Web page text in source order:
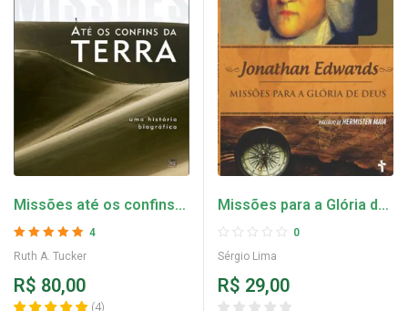
Missões até os confins
da terra – Ruth A. Tucker
4
Ruth A. Tucker
R$ 80,00
(4)
Missões para a Glória de
Deus – Sérgio Lima
0
Sérgio Lima
R$ 29,00